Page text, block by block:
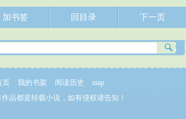
加书签 回目录 下一页
页 我的书架 阅读历史
map
品都是转载小说，如有侵权请告知！